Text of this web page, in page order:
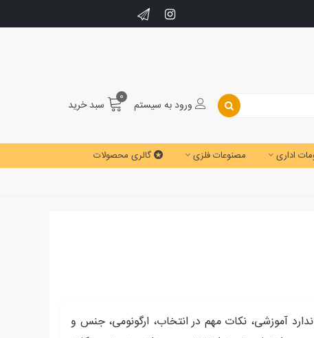
ورود به سیستم 0 سبد خرید
اداری مصنوعات فلزی گالری محصولات
آموزشی، نکات مهم در انتخاب، ارگونومی، جنس و